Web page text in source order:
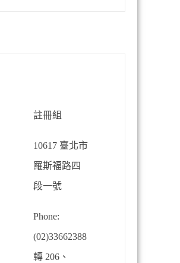
註冊組
10617 臺北市
羅斯福路四
段一號
Phone:
(02)33662388
轉206、